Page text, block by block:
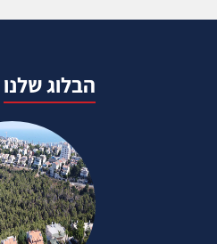
הבלוג שלנו